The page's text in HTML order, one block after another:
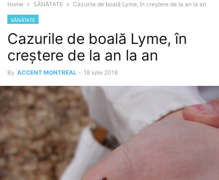
Home SĂNĂTATE Cazurile de boală Lyme, în creștere de la an la an
SĂNĂTATE
Cazurile de boală Lyme, în
creștere de la an la an
By ACCENT MONTREAL - 18 iulie 2018